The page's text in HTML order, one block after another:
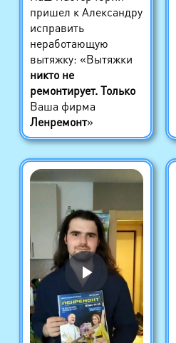
пришел к Александру
исправить
неработающую
вытяжку: «Вытяжки
никто не
ремонтирует. Только
Ваша фирма
Ленремонт»